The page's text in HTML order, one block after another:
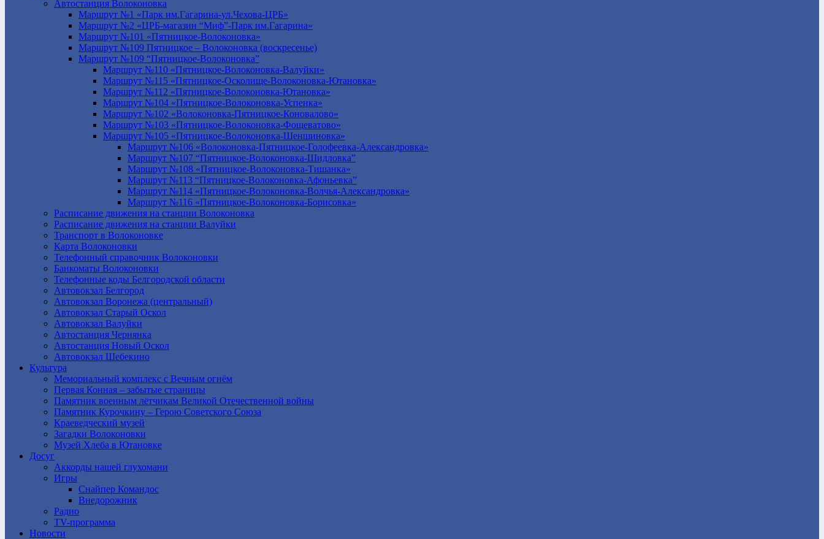
Автостанция Волоконовка
Маршрут №1 «Парк им.Гагарина-ул.Чехова-ЦРБ»
Маршрут №2 «ЦРБ-магазин “Миф”-Парк им.Гагарина»
Маршрут №101 «Пятницкое-Волоконовка»
Маршрут №109 Пятницкое – Волоконовка (воскресенье)
Маршрут №109 “Пятницкое-Волоконовка”
Маршрут №110 «Пятницкое-Волоконовка-Валуйки»
Маршрут №115 «Пятницкое-Осколище-Волоконовка-Ютановка»
Маршрут №112 «Пятницкое-Волоконовка-Ютановка»
Маршрут №104 «Пятницкое-Волоконовка-Успенка»
Маршрут №102 «Волоконовка-Пятницкое-Коновалово»
Маршрут №103 «Пятницкое-Волоконовка-Фощеватово»
Маршрут №105 «Пятницкое-Волоконовка-Шеншиновка»
Маршрут №106 «Волоконовка-Пятницкое-Голофеевка-Александровка»
Маршрут №107 “Пятницкое-Волоконовка-Шидловка”
Маршрут №108 «Пятницкое-Волоконовка-Тишанка»
Маршрут №113 “Пятницкое-Волоконовка-Афоньевка”
Маршрут №114 «Пятницкое-Волоконовка-Волчья-Александровка»
Маршрут №116 «Пятницкое-Волоконовка-Борисовка»
Расписание движения на станции Волоконовка
Расписание движения на станции Валуйки
Транспорт в Волоконовке
Карта Волоконовки
Телефонный справочник Волоконовки
Банкоматы Волоконовки
Телефонные коды Белгородской области
Автовокзал Белгород
Автовокзал Воронежа (центральный)
Автовокзал Старый Оскол
Автовокзал Валуйки
Автостанция Чернянка
Автостанция Новый Оскол
Автовокзал Шебекино
Культура
Мемориальный комплекс с Вечным огнём
Первая Конная – забытые страницы
Памятник военным лётчикам Великой Отечественной войны
Памятник Курочкину – Герою Советского Союза
Краеведческий музей
Загадки Волоконовки
Музей Хлеба в Ютановке
Досуг
Аккорды нашей глухомани
Игры
Снайпер Командос
Внедорожник
Радио
TV-программа
Новости